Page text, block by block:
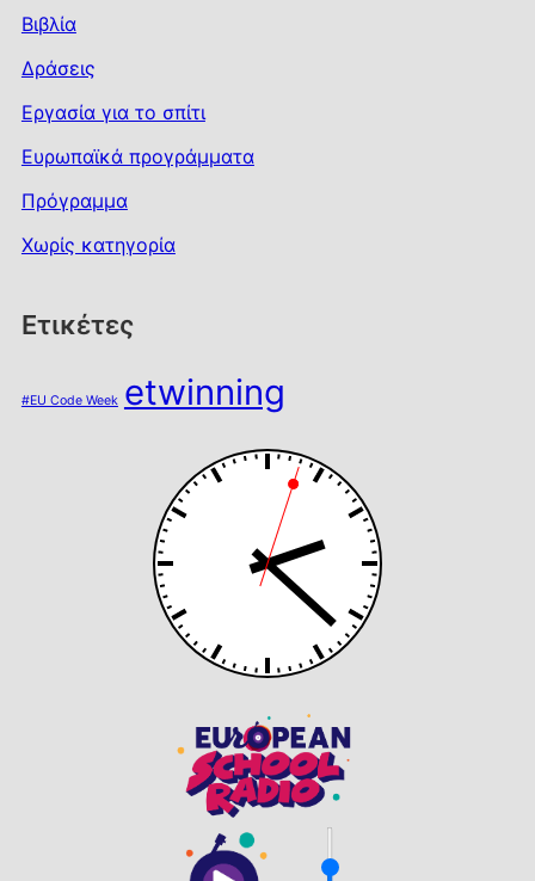
Βιβλία
Δράσεις
Εργασία για το σπίτι
Ευρωπαϊκά προγράμματα
Πρόγραμμα
Χωρίς κατηγορία
Ετικέτες
#EU Code Week etwinning